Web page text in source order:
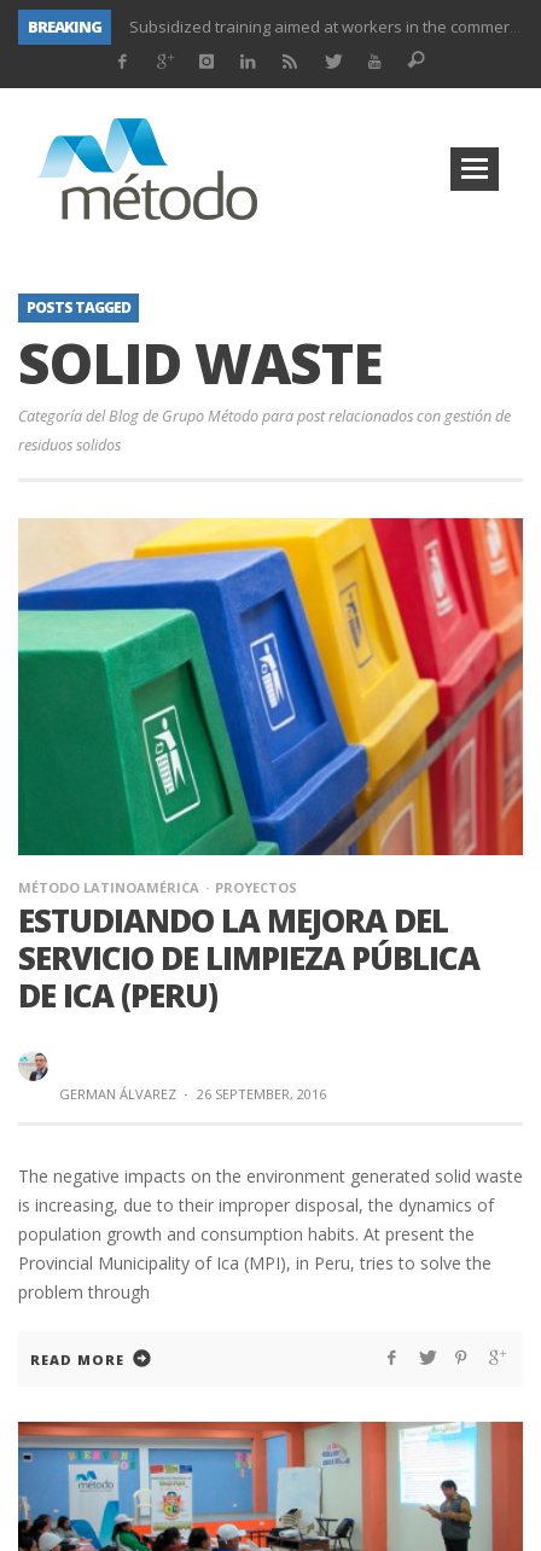
BREAKING
Subsidized training aimed at workers in the commerce and marketing sector and workers in the transport sector
UNIFORS2020- Second training activity for teachers.
PROYECTO DITRAMA- THIRD MEETING OF PROJECT.
POSTS TAGGED
SOLID WASTE
Categoría del Blog de Grupo Método para post relacionados con gestión de
residuos solidos
MÉTODO LATINOAMÉRICA PROYECTOS
ESTUDIANDO LA MEJORA DEL
SERVICIO DE LIMPIEZA PÚBLICA
DE ICA (PERU)
GERMAN ÁLVAREZ · 26 SEPTEMBER, 2016
The negative impacts on the environment generated solid waste
is increasing, due to their improper disposal, the dynamics of
population growth and consumption habits. At present the
Provincial Municipality of Ica (MPI), in Peru, tries to solve the
problem through
READ MORE